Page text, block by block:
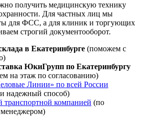
получить медицинскую технику
Для частных лиц мы
для ФСС, а для клиник и торгующих
строгий документооборот.
в Екатеринбурге (поможем с
ЮкиГрупп по Екатеринбургу
на этаж по согласованию)
Линии» по всей России
надежный способ)
транспортной компанией (по